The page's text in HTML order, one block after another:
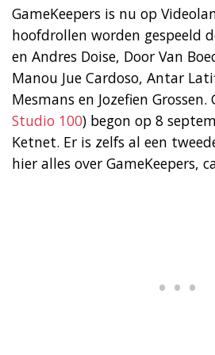
GameKeepers is nu op
hoofdrollen worden gespeeld
en Andres Doise, Door Van
Manou Jue Cardoso, Antar
Mesmans en Jozefien Grossen.
Studio 100) begon op 8
Ketnet. Er is zelfs al een
hier alles over GameKeepers,